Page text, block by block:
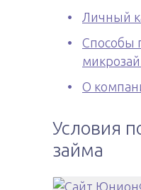
Личный
Способы
О
Условия
займа